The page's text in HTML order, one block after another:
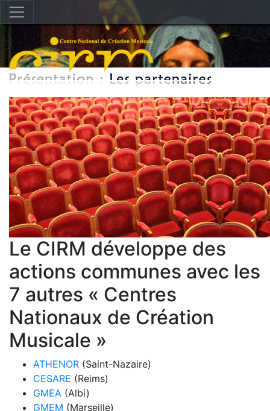
Le CIRM développe des
actions communes avec les
7 autres « Centres
Nationaux de Création
Musicale »
ATHENOR (Saint-Nazaire)
CESARE (Reims)
GMEA (Albi)
GMEM (Marseille)